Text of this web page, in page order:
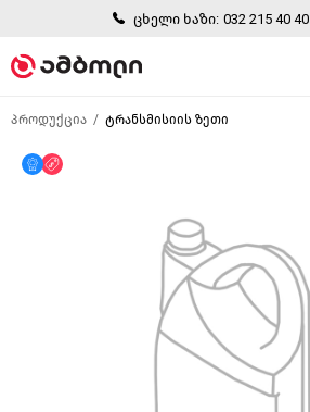
ცხელი ხაზი: 032 215 40 40
პროდუქცია ტრანსმისიის ზეთი
მხოლოდ ონლაინ